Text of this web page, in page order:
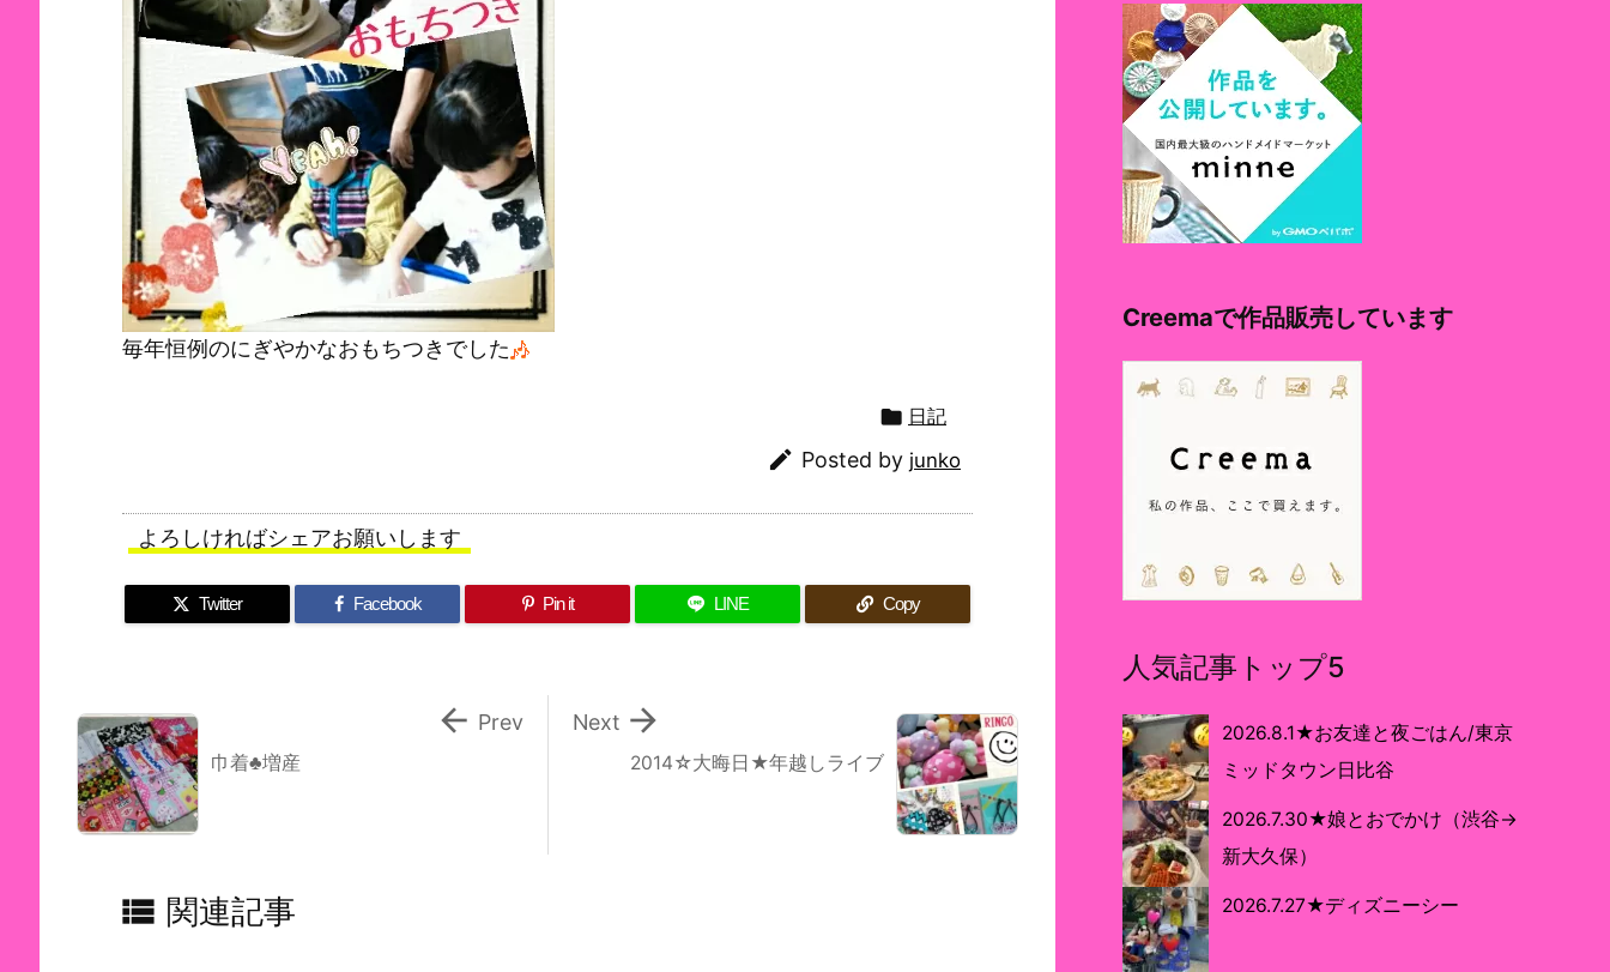
毎年恒例のにぎやかなおもちつきでした
 日記
 Posted by junko
よろしければシェアお願いします
Twitter Facebook Pin it LINE Copy
2014☆大晦日★年越しライブ

Next
巾着♣増産
 Prev
 関連記事
Creemaで作品販売しています
人気記事トップ5
2026.8.1★お友達と夜ごはん/東京
ミッドタウン日比谷
2026.7.30★娘とおでかけ（渋谷→
新大久保）
2026.7.27★ディズニーシー